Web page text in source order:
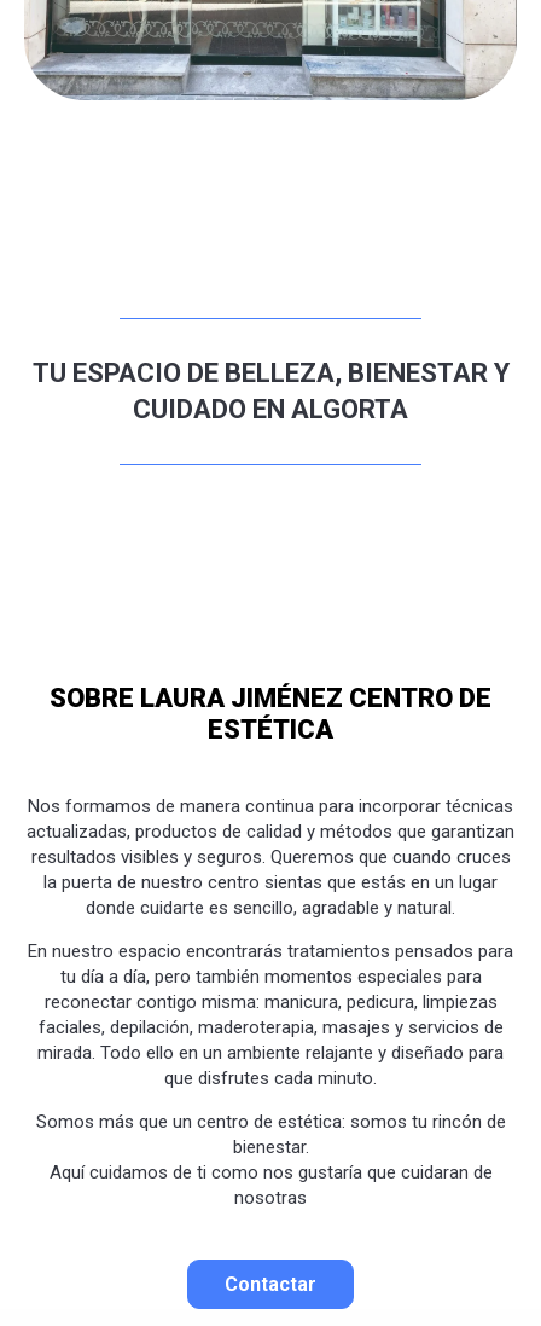
TU ESPACIO DE BELLEZA, BIENESTAR Y
CUIDADO EN ALGORTA
SOBRE LAURA JIMÉNEZ CENTRO DE
ESTÉTICA
Nos formamos de manera continua para incorporar técnicas
actualizadas, productos de calidad y métodos que garantizan
resultados visibles y seguros. Queremos que cuando cruces
la puerta de nuestro centro sientas que estás en un lugar
donde cuidarte es sencillo, agradable y natural.
En nuestro espacio encontrarás tratamientos pensados para
tu día a día, pero también momentos especiales para
reconectar contigo misma: manicura, pedicura, limpiezas
faciales, depilación, maderoterapia, masajes y servicios de
mirada. Todo ello en un ambiente relajante y diseñado para
que disfrutes cada minuto.
Somos más que un centro de estética: somos tu rincón de
bienestar.
Aquí cuidamos de ti como nos gustaría que cuidaran de
nosotras
Contactar